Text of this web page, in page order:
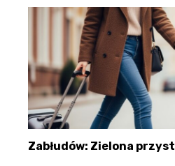
Zabłudów: Zielona